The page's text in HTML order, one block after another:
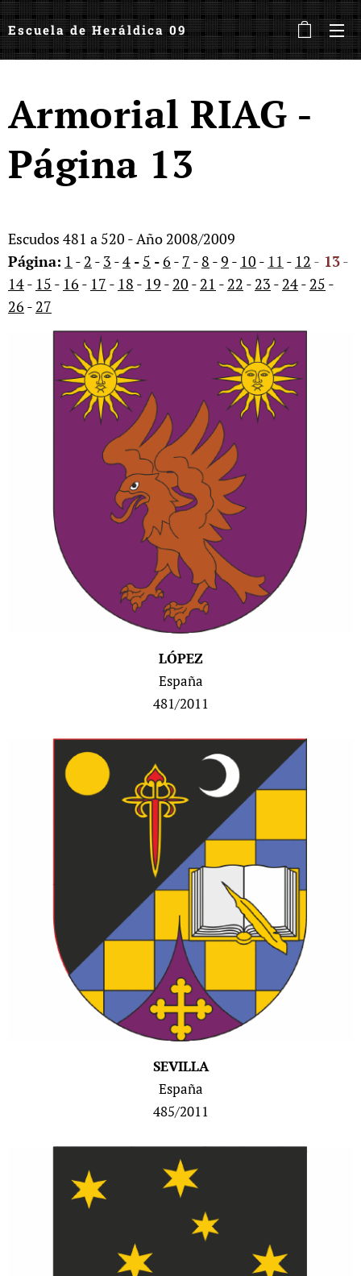
Escuela de Heráldica 09
Armorial RIAG -
Página 13
Escudos 481 a 520 - Año 2008/2009
Página: 1 - 2 - 3 -4 - 5 -6 - 7 - 8 -9 - 10 - 11 - 12 - 13-
14- 15 - 16 - 17 - 18 - 19 - 20 - 21 - 22 - 23 - 24- 25 -
26 - 27
LÓPEZ
España
481/2011
SEVILLA
España
485/2011